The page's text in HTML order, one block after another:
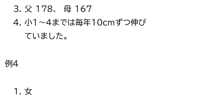
父 178、 母 167
小1～4までは毎年10cmずつ伸び
ていました。
例4
女